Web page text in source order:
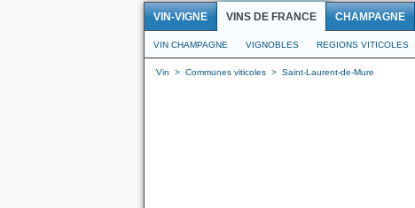
VIN-VIGNE VINS DE FRANCE CHAMPAGNE
VIN CHAMPAGNE VIGNOBLES REGIONS VITICOLES
Vin > Communes viticoles > Saint-Laurent-de-Mure